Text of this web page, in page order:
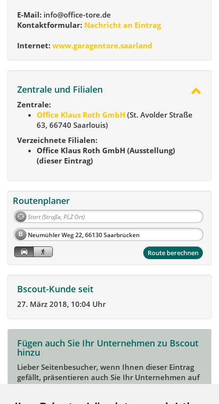
E-Mail: info@office-tore.de
Kontaktformular: Nachricht an Eintrag
Internet: www.garagentore.saarland
Zentrale und Filialen
Zentrale:
Office Klaus Roth GmbH (St. Avolder Straße
63, 66740 Saarlouis)
Verzeichnete Filialen:
Office Klaus Roth GmbH (Ausstellung)
(dieser Eintrag)
Routenplaner
B
Route berechnen
Bscout-Kunde seit
27. März 2018, 10:04 Uhr
Fügen auch Sie Ihr Unternehmen zu Bscout
hinzu
Lieber Seitenbesucher, wenn Ihnen dieser Eintrag
gefällt, präsentieren auch Sie Ihr Unternehmen auf